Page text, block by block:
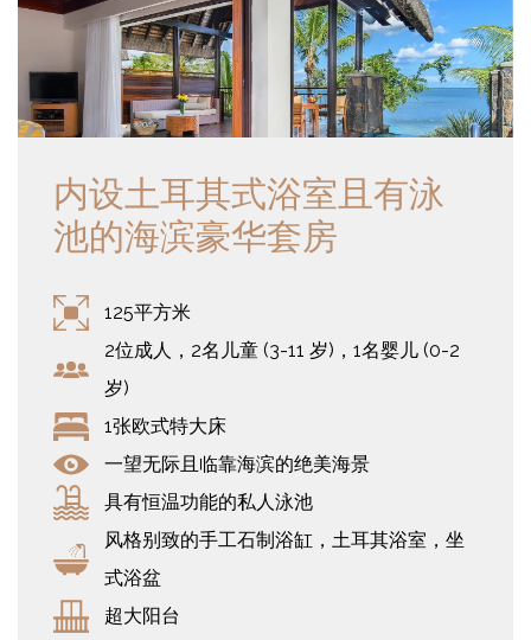
中，在蒸汽淋浴中恢复活力，或在私人无边泳池中畅游，尽享无
尽海洋地平线的全景。
内设土耳其式浴室且有泳
池的海滨豪华套房
125平方米
2位成人，2名儿童 (3-11 岁)，1名婴儿 (0-2
岁)
1张欧式特大床
一望无际且临靠海滨的绝美海景
具有恒温功能的私人泳池
风格别致的手工石制浴缸，土耳其浴室，坐
式浴盆
超大阳台